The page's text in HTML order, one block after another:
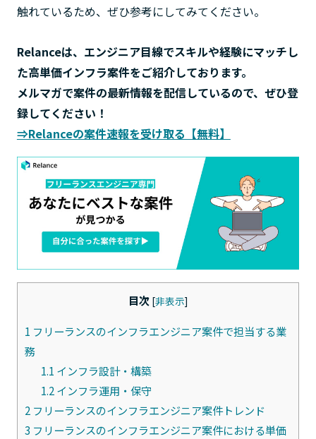
触れているため、ぜひ参考にしてみてください。
Relanceは、エンジニア目線でスキルや経験にマッチし
た高単価インフラ案件をご紹介しております。
メルマガで案件の最新情報を配信しているので、ぜひ登
録してください！
⇒Relanceの案件速報を受け取る【無料】
目次 [非表示]
1 フリーランスのインフラエンジニア案件で担当する業
務
1.1 インフラ設計・構築
1.2インフラ運用・保守
2フリーランスのインフラエンジニア案件トレンド
3 フリーランスのインフラエンジニア案件における単価